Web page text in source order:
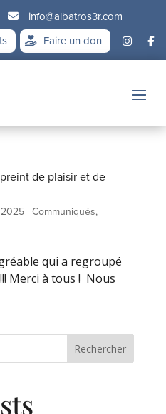
info@albatros3r.com
Faire un don
de plaisir et de
2025| Communiqués,
qui a regroupé
Merci à tous ! Nous
Rechercher